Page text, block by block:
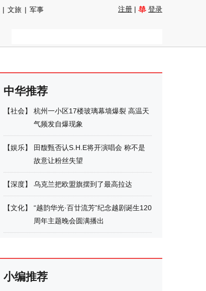
| 文旅 | 军事
注册 | 登录
中华推荐
【社会】
杭州一小区17楼玻璃幕墙爆裂 高温天
气频发自爆现象
【娱乐】
田馥甄否认S.H.E将开演唱会 称不是
故意让粉丝失望
【深度】 乌克兰把欧盟旗摆到了最高拉达
【文化】
“越韵华光·百廿流芳”纪念越剧诞生120
周年主题晚会圆满播出
小编推荐